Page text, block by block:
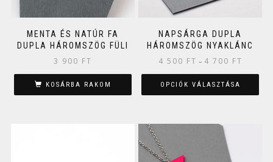
MENTA ÉS NATÚR FA
DUPLA HÁROMSZÖG FÜLI
3 900 FT
KOSÁRBA RAKOM
NAPSÁRGA DUPLA
HÁROMSZÖG NYAKLÁNC
4 500 FT – 4 700 FT
OPCIÓK VÁLASZTÁSA